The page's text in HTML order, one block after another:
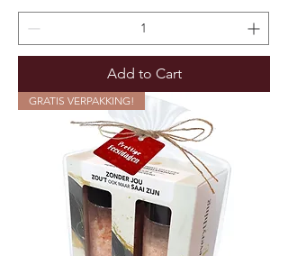
Add to Cart
GRATIS VERPAKKING!